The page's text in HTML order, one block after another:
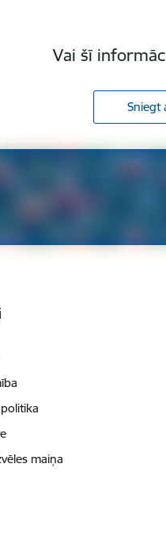
Vai šī
Sniegt
maiņa